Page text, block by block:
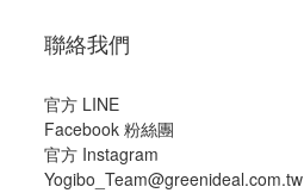
聯絡我們
官方 LINE
Facebook 粉絲團
官方 Instagram
Yogibo_Team@greenideal.com.tw